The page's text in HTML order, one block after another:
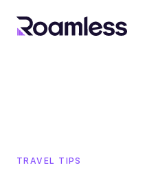
TRAVEL TIPS